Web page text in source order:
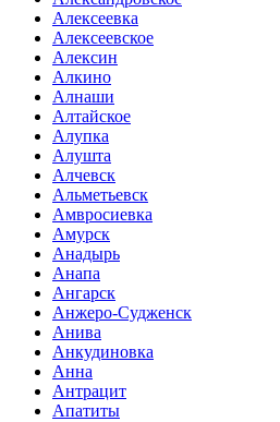
Алексеевка
Алексеевское
Алексин
Алкино
Алнаши
Алтайское
Алупка
Алушта
Алчевск
Альметьевск
Амвросиевка
Амурск
Анадырь
Анапа
Ангарск
Анжеро-Судженск
Анива
Анкудиновка
Анна
Антрацит
Апатиты